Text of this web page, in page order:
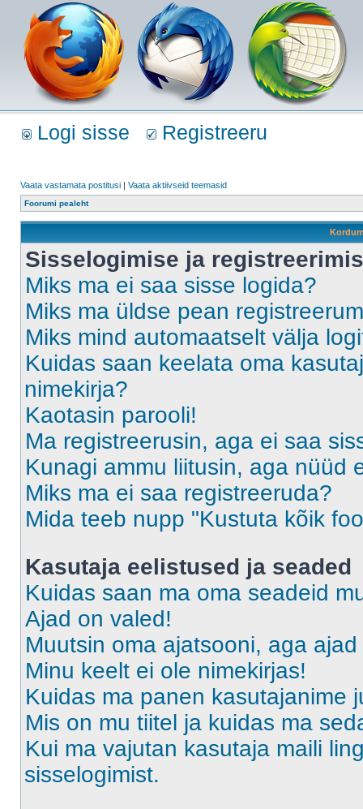
Logi sisse Registreeru
Vaata vastamata postitusi | Vaata aktiivseid teemasid
Foorumi pealeht
Sisselogimise ja
Miks ma ei saa sisse logida?
Miks ma üldse pean
Miks mind automaatselt välja
Kuidas saan keelata oma
nimekirja?
Kaotasin parooli!
Ma registreerusin, aga ei saa
Kunagi ammu liitusin, aga nüüd
Miks ma ei saa registreeruda?
Mida teeb nupp "Kustuta kõik
Kasutaja eelistused ja seaded
Kuidas saan ma oma seadeid
Ajad on valed!
Muutsin oma ajatsooni, aga
Minu keelt ei ole nimekirjas!
Kuidas ma panen kasutajanime
Mis on mu tiitel ja kuidas ma
Kui ma vajutan kasutaja maili
sisselogimist.